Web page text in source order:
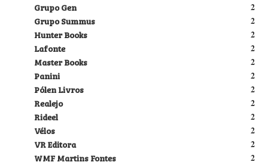
2
Grupo Gen
2
Grupo Summus
2
Hunter Books
2
Lafonte
2
Master Books
2
Panini
2
Pólen Livros
2
Realejo
2
Rideel
2
Vélos
2
VR Editora
2
WMF Martins Fontes